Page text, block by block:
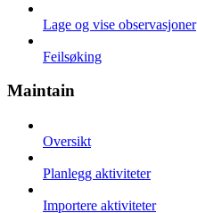
Lage og vise observasjoner
Feilsøking
Maintain
Oversikt
Planlegg aktiviteter
Importere aktiviteter